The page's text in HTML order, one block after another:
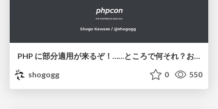
PHP に部分適用が来るぞ！……ところで何それ？おいしいの？ #phpcon / phpcon-2026
shogogg
0 550